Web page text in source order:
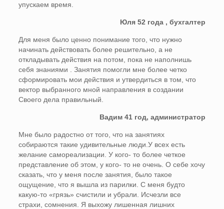
упускаем время.
Юля 52 года , бухгалтер
Для меня было ценно понимание того, что нужно
начинать действовать более решительно, а не
откладывать действия на потом, пока не наполнишь
себя знаниями . Занятия помогли мне более четко
сформировать мои действия и утвердиться в том, что
вектор выбранного мной направления в создании
Своего дела правильный.
Вадим 41 год, администратор
Мне было радостно от того, что на занятиях
собираются такие удивительные люди.У всех есть
желание самореализации. У кого- то более четкое
представление об этом, у кого- то не очень. О себе хочу
сказать, что у меня после занятия, было такое
ощущение, что я вышла из парилки. С меня будто
какую-то «грязь» счистили и убрали. Исчезли все
страхи, сомнения. Я выхожу лишенная лишних